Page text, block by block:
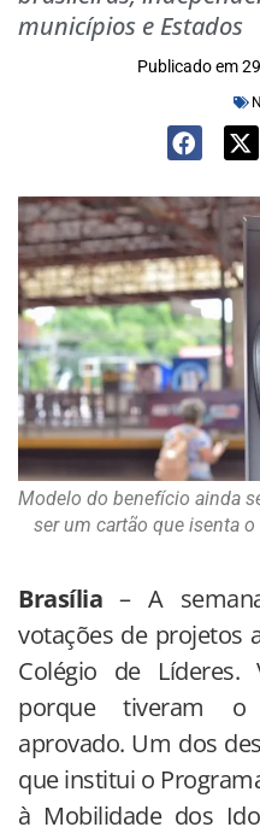
municípios e Estados
Publicado em
Modelo do benefício ainda
ser um cartão que isenta
Brasília – A
votações de projetos
Colégio de Líderes.
porque tiveram
aprovado. Um dos
que institui o
à Mobilidade dos